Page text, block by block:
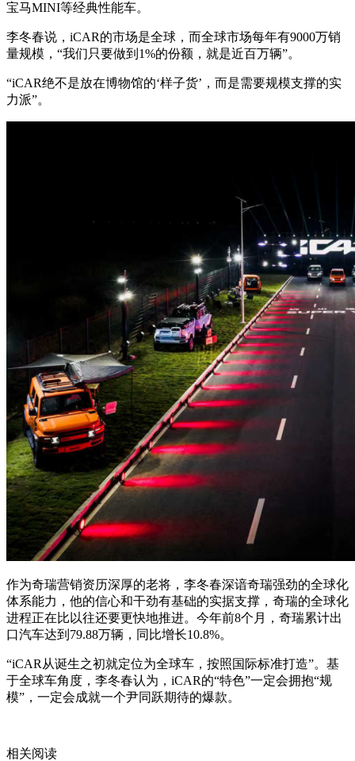
宝马MINI等经典性能车。
李冬春说，iCAR的市场是全球，而全球市场每年有9000万销
量规模，“我们只要做到1%的份额，就是近百万辆”。
“iCAR绝不是放在博物馆的‘样子货’，而是需要规模支撑的实
力派”。
作为奇瑞营销资历深厚的老将，李冬春深谙奇瑞强劲的全球化
体系能力，他的信心和干劲有基础的实据支撑，奇瑞的全球化
进程正在比以往还要更快地推进。今年前8个月，奇瑞累计出
口汽车达到79.88万辆，同比增长10.8%。
“iCAR从诞生之初就定位为全球车，按照国际标准打造”。基
于全球车角度，李冬春认为，iCAR的“特色”一定会拥抱“规
模”，一定会成就一个尹同跃期待的爆款。
相关阅读